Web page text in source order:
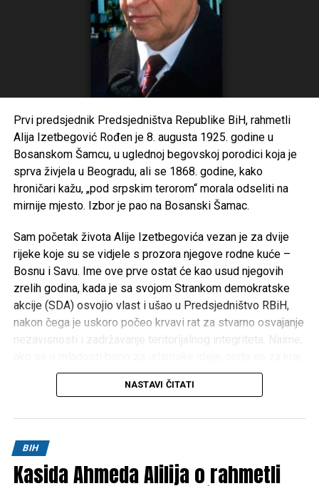
Prvi predsjednik Predsjedništva Republike BiH, rahmetli
Alija Izetbegović Rođen je 8. augusta 1925. godine u
Bosanskom Šamcu, u uglednoj begovskoj porodici koja je
sprva živjela u Beogradu, ali se 1868. godine, kako
hroničari kažu, „pod srpskim terorom“ morala odseliti na
mirnije mjesto. Izbor je pao na Bosanski Šamac.
Sam početak života Alije Izetbegovića vezan je za dvije
rijeke koje su se vidjele s prozora njegove rodne kuće –
Bosnu i Savu. Ime ove prve ostat će kao usud njegovih
zrelih godina, kada je sa svojom Strankom demokratske
akcije (SDA) osvojio vlast i ušao u Predsjedništvo RBiH,
nakon čega je uskoro počeo krvavi rat za stvarno osvajanje
nezavisnosti i zadržavanje teritorijalnog integriteta. Naime,
Izetbegovićevog života može reći da je bio zaokupljen
borbom za prava bošnjačkog naroda i domovinu Bosnu i
ideje i ideale.
Tako je, zajedno s nekoliko istomišljenika, artikulaciju
NASTAVI ČITATI
BIH
Kasida Ahmeda Alilija o rahmetli